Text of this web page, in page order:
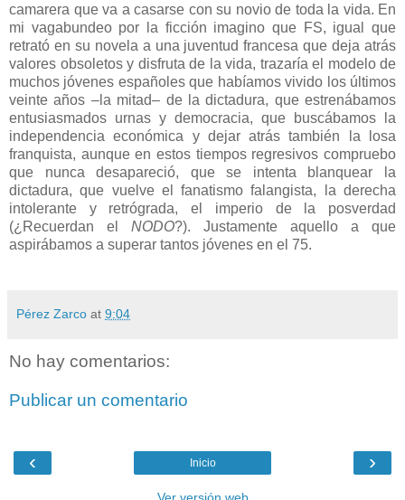
camarera que va a casarse con su novio de toda la vida. En
mi vagabundeo por la ficción imagino que FS, igual que
retrató en su novela a una juventud francesa que deja atrás
valores obsoletos y disfruta de la vida, trazaría el modelo de
muchos jóvenes españoles que habíamos vivido los últimos
veinte años –la mitad– de la dictadura, que estrenábamos
entusiasmados urnas y democracia, que buscábamos la
independencia económica y dejar atrás también la losa
franquista, aunque en estos tiempos regresivos compruebo
que nunca desapareció, que se intenta blanquear la
dictadura, que vuelve el fanatismo falangista, la derecha
intolerante y retrógrada, el imperio de la posverdad
(¿Recuerdan el NODO?). Justamente aquello a que
aspirábamos a superar tantos jóvenes en el 75.
Pérez Zarco at 9:04
No hay comentarios:
Publicar un comentario
‹ ›
Inicio
Ver versión web